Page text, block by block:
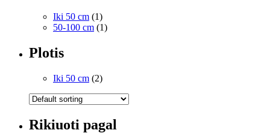
Iki 50 cm (1)
50-100 cm (1)
Plotis
Iki 50 cm (2)
Rikiuoti pagal